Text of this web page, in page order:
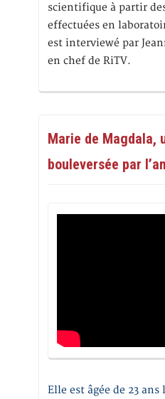
scientifique à partir
effectuées en
est interviewé par
en chef de RiTV.
Marie de Magdala,
bouleversée par
Elle est âgée de 23